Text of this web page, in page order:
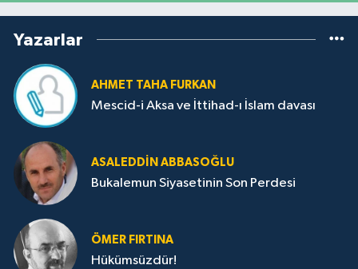
Yazarlar
AHMET TAHA FURKAN
Mescid-i Aksa ve İttihad-ı İslam davası
ASALEDDIN ABBASOĞLU
Bukalemun Siyasetinin Son Perdesi
ÖMER FIRTINA
Hükümsüzdür!